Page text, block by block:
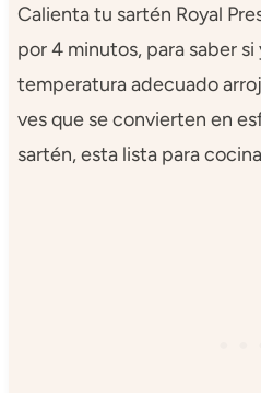
Calienta tu sartén Royal
por 4 minutos, para saber
temperatura adecuado
ves que se convierten en
sartén, esta lista para